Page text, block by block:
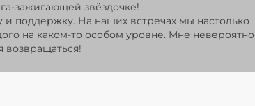
зажигающей звёздочке!
и поддержку. На наших встречах мы настолько
на каком-то особом уровне. Мне невероятно
возвращаться!